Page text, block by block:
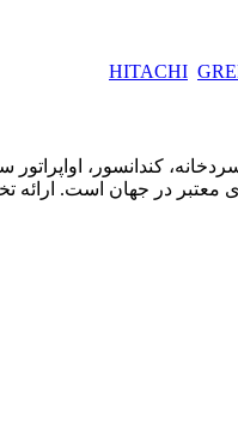
HITACHI
کندانسور،
معتبر در جهان است.